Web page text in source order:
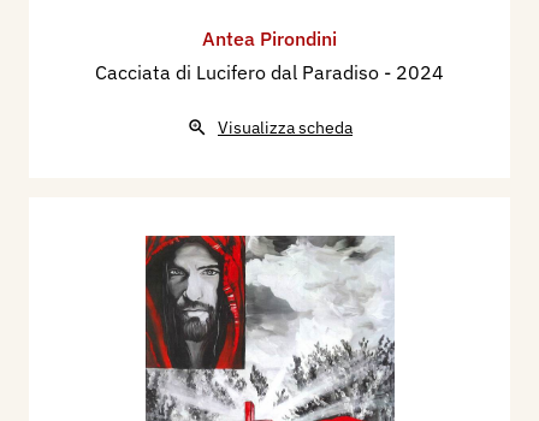
Antea Pirondini
Cacciata di Lucifero dal Paradiso - 2024
Visualizza scheda